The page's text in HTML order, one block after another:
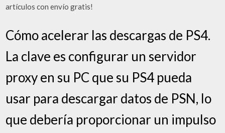
artículos con envío gratis!
Cómo acelerar las descargas de PS4.
La clave es configurar un servidor
proxy en su PC que su PS4 pueda
usar para descargar datos de PSN, lo
que debería proporcionar un impulso